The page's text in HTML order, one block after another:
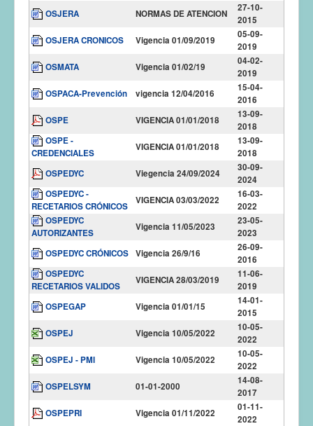
OSJERA
NORMAS DE ATENCION
27-10-
2015
OSJERA CRONICOS
Vigencia 01/09/2019
05-09-
2019
OSMATA
Vigencia 01/02/19
04-02-
2019
OSPACA-Prevención
vigencia 12/04/2016
15-04-
2016
OSPE
VIGENCIA 01/01/2018
13-09-
2018
OSPE -
CREDENCIALES
VIGENCIA 01/01/2018
13-09-
2018
OSPEDYC
Viegencia 24/09/2024
30-09-
2024
OSPEDYC -
RECETARIOS CRÓNICOS
VIGENCIA 03/03/2022
16-03-
2022
OSPEDYC
AUTORIZANTES
Vigencia 11/05/2023
23-05-
2023
OSPEDYC CRÓNICOS Vigencia 26/9/16
26-09-
2016
OSPEDYC
RECETARIOS VALIDOS
VIGENCIA 28/03/2019
11-06-
2019
OSPEGAP
Vigencia 01/01/15
14-01-
2015
OSPEJ
Vigencia 10/05/2022
10-05-
2022
OSPEJ - PMI
Vigencia 10/05/2022
10-05-
2022
OSPELSYM
01-01-2000
14-08-
2017
OSPEPRI
Vigencia 01/11/2022
01-11-
2022